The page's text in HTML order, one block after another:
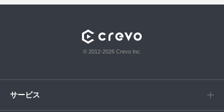
© 2012-2026 Crevo Inc.
サービス